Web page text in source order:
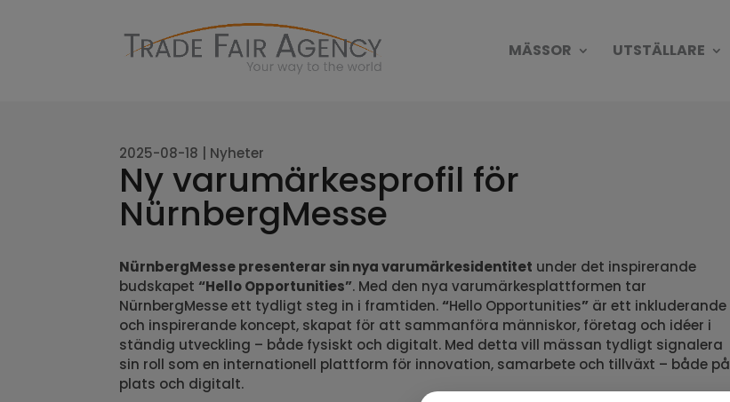
MÄSSOR UTSTÄLLARE
Ny varumärkesprofil för
NürnbergMesse
2025-08-18 Nyheter
NürnbergMesse presenterar sin nya varumärkesidentitet under det inspirerande
budskapet “Hello Opportunities”. Med den nya varumärkesplattformen tar
NürnbergMesse ett tydligt steg in i framtiden. “Hello Opportunities” är ett inkluderande
och inspirerande koncept, skapat för att sammanföra människor, företag och idéer i
ständig utveckling – både fysiskt och digitalt. Med detta vill mässan tydligt signalera
sin roll som en internationell plattform för innovation, samarbete och tillväxt – både på
plats och digitalt.